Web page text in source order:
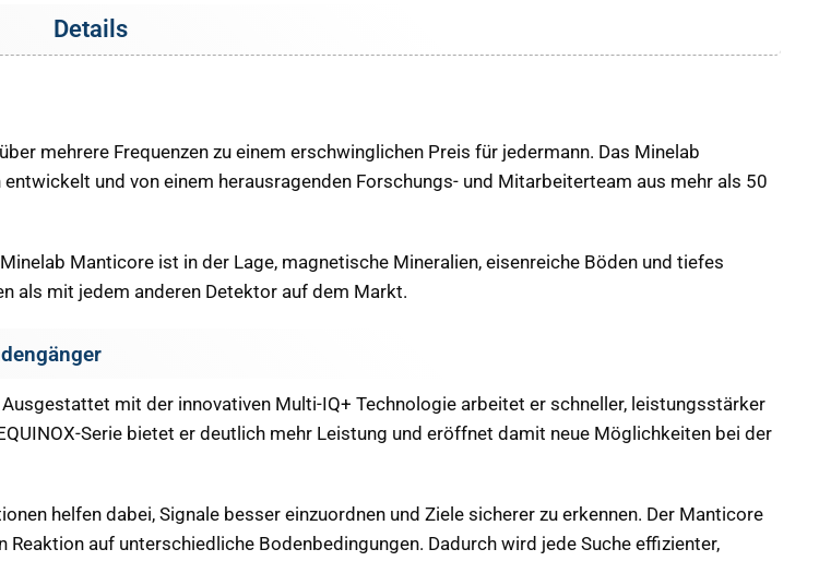
Details
mehrere Frequenzen zu einem erschwinglichen Preis für jedermann. Das Minelab
und von einem herausragenden Forschungs- und Mitarbeiterteam aus mehr als 50
Manticore ist in der Lage, magnetische Mineralien, eisenreiche Böden und tiefes
als mit jedem anderen Detektor auf dem Markt.
mit der innovativen Multi-IQ+ Technologie arbeitet er schneller, leistungsstärker
Serie bietet er deutlich mehr Leistung und eröffnet damit neue Möglichkeiten bei der
helfen dabei, Signale besser einzuordnen und Ziele sicherer zu erkennen. Der Manticore
auf unterschiedliche Bodenbedingungen. Dadurch wird jede Suche effizienter,